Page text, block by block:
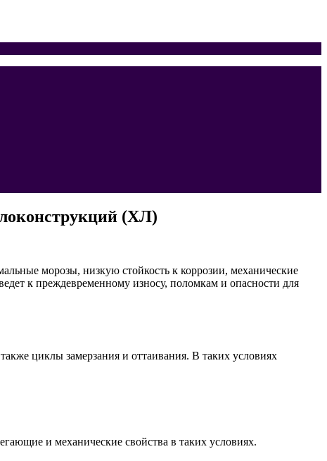
(ХЛ)
морозы, низкую стойкость к коррозии, механические
к преждевременному износу, поломкам и опасности для
циклы замерзания и оттаивания. В таких условиях
и механические свойства в таких условиях.